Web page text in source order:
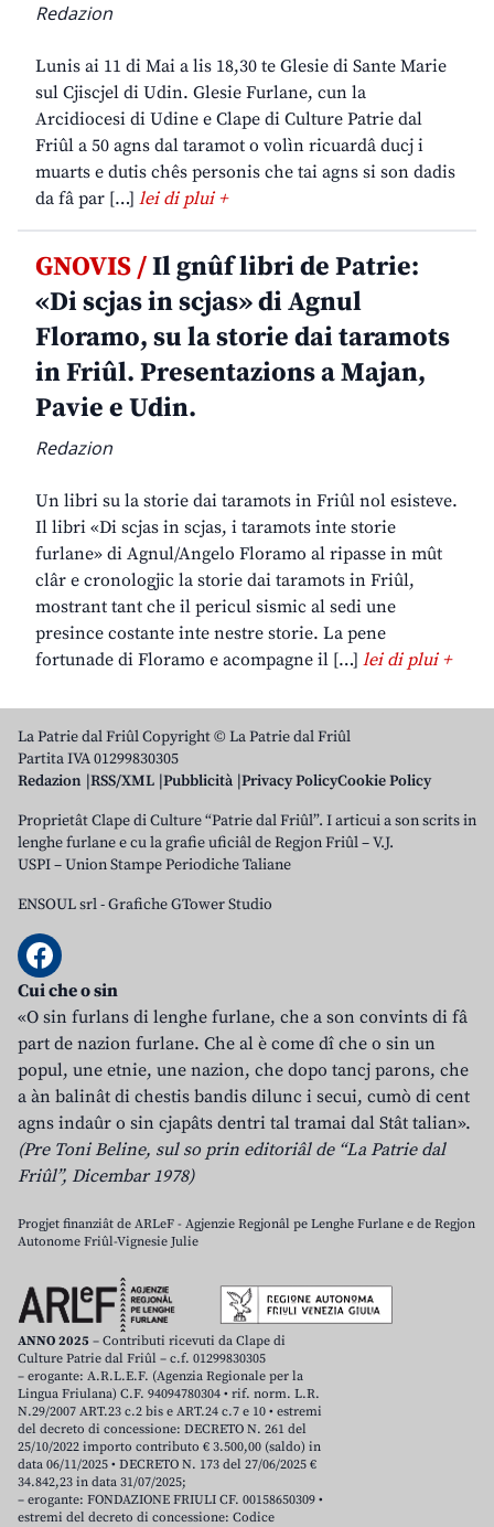
Redazion
Lunis ai 11 di Mai a lis 18,30 te Glesie di Sante Marie
sul Cjiscjel di Udin. Glesie Furlane, cun la
Arcidiocesi di Udine e Clape di Culture Patrie dal
Friûl a 50 agns dal taramot o volìn ricuardâ ducj i
muarts e dutis chês personis che tai agns si son dadis
da fâ par […] lei di plui +
GNOVIS /Il gnûf libri de Patrie:
«Di scjas in scjas» di Agnul
Floramo, su la storie dai taramots
in Friûl. Presentazions a Majan,
Pavie e Udin.
Redazion
Un libri su la storie dai taramots in Friûl nol esisteve.
Il libri «Di scjas in scjas, i taramots inte storie
furlane» di Agnul/Angelo Floramo al ripasse in mût
clâr e cronologjic la storie dai taramots in Friûl,
mostrant tant che il pericul sismic al sedi une
presince costante inte nestre storie. La pene
fortunade di Floramo e acompagne il […] lei di plui +
La Patrie dal Friûl Copyright © La Patrie dal Friûl
Partita IVA 01299830305
Redazion RSS/XML Pubblicità Privacy PolicyCookie Policy
Proprietât Clape di Culture “Patrie dal Friûl”. I articui a son scrits in
lenghe furlane e cu la grafie uficiâl de Regjon Friûl – V.J.
USPI – Union Stampe Periodiche Taliane
ENSOUL srl-Grafiche GTower Studio
Cui che o sin
«O sin furlans di lenghe furlane, che a son convints di fâ
part de nazion furlane. Che al è come dî che o sin un
popul, une etnie, une nazion, che dopo tancj parons, che
a àn balinât di chestis bandis dilunc i secui, cumò di cent
agns indaûr o sin cjapâts dentri tal tramai dal Stât talian».
(Pre Toni Beline, sul so prin editoriâl de “La Patrie dal
Friûl”, Dicembar 1978)
Progjet finanziât de ARLeF - Agjenzie Regjonâl pe Lenghe Furlane e de Regjon
Autonome Friûl-Vignesie Julie
ANNO 2025 – Contributi ricevuti da Clape di
Culture Patrie dal Friûl – c.f. 01299830305
– erogante: A.R.L.E.F. (Agenzia Regionale per la
Lingua Friulana) C.F. 94094780304 • rif. norm. L.R.
N.29/2007 ART.23 c.2 bis e ART.24 c.7 e 10 • estremi
del decreto di concessione: DECRETO N. 261 del
25/10/2022 importo contributo € 3.500,00 (saldo) in
data 06/11/2025 • DECRETO N. 173 del 27/06/2025 €
34.842,23 in data 31/07/2025;
– erogante: FONDAZIONE FRIULI CF. 00158650309 •
estremi del decreto di concessione: Codice